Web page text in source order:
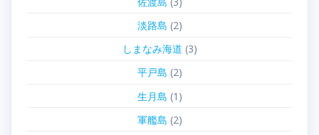
淡路島 (2)
しまなみ海道 (3)
平戸島 (2)
生月島 (1)
軍艦島 (2)